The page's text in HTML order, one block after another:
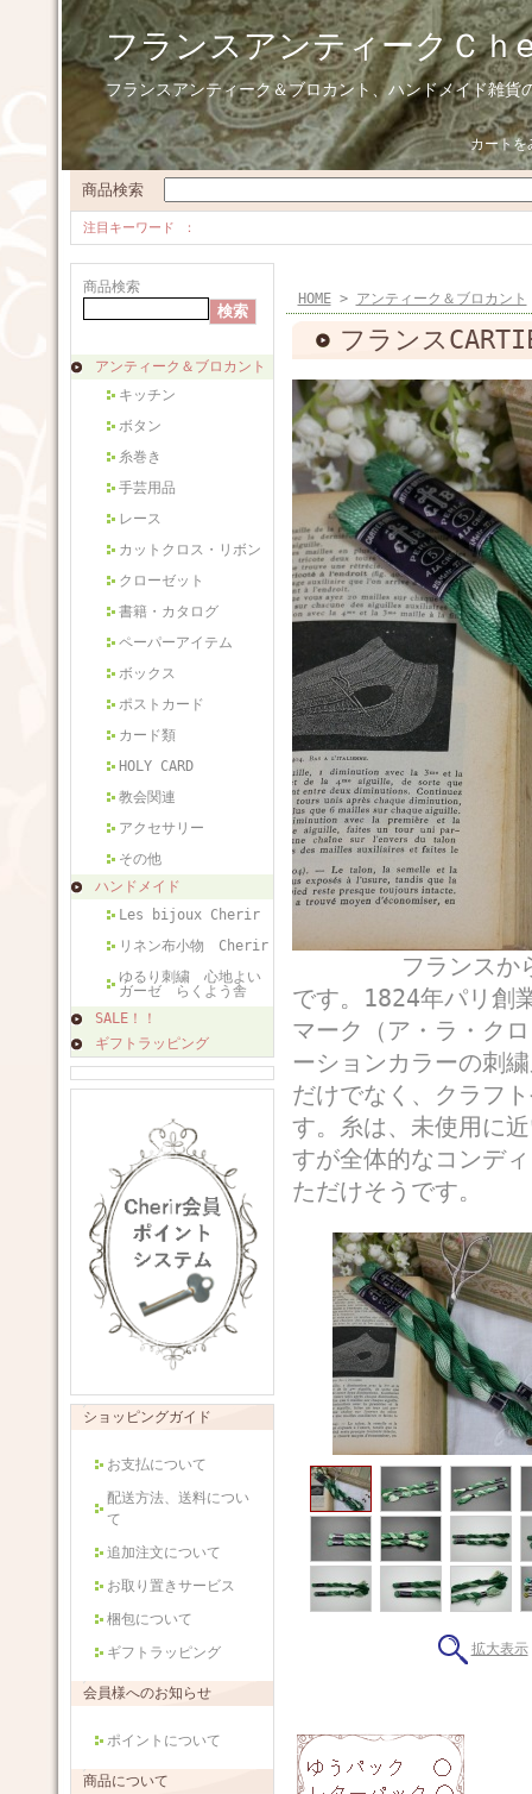
フランスアンティークＣｈ
フランスアンティーク＆ブロカント、ハンドメイド雑貨
カートを
商品検索
注目キーワード
商品検索
アンティーク＆ブロカント
キッチン
ボタン
糸巻き
手芸用品
レース
カットクロス・リボン
クローゼット
書籍・カタログ
ペーパーアイテム
ボックス
ポストカード
カード類
HOLY CARD
教会関連
アクセサリー
その他
ハンドメイド
Les bijoux Cherir
リネン布小物 Cherir
ゆるり刺繍 心地よい
ガーゼ らくよう舎
SALE！！
ギフトラッピング
ショッピングガイド
お支払について
配送方法、送料につい
て
追加注文について
お取り置きサービス
梱包について
ギフトラッピング
会員様へのお知らせ
ポイントについて
商品について
HOME> アンティーク＆ブロカント
フランス
フランスから届い
です。1824年パリ創
マーク（ア・ラ・ク
ーションカラーの刺
だけでなく、クラフ
す。糸は、未使用に
すが全体的なコンデ
ただけそうです
拡大表示